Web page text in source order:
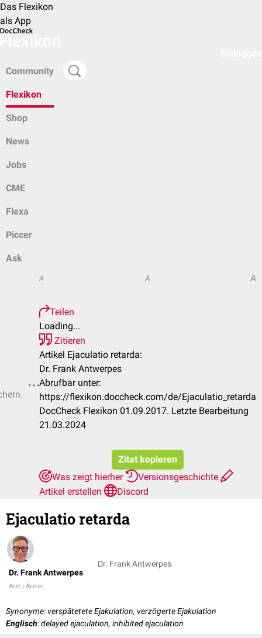
Das Flexikon
als App
Community
Flexikon
Shop
News
Jobs
CME
Flexa
Piccer
Ask
A A A
Teilen
Loading...
Zitieren
Artikel Ejaculatio retarda:
Dr. Frank Antwerpes
Abrufbar unter:
https://flexikon.doccheck.com/de/Ejaculatio_retarda
DocCheck Flexikon 01.09.2017. Letzte Bearbeitung
21.03.2024
Zitat kopieren
Was zeigt hierher
Versionsgeschichte
Artikel erstellen
Discord
Ejaculatio retarda
Dr. Frank Antwerpes
Arzt | Ärztin
Dr. Frank Antwerpes
Synonyme: verspätetete Ejakulation, verzögerte Ejakulation
Englisch: delayed ejaculation, inhibited ejaculation